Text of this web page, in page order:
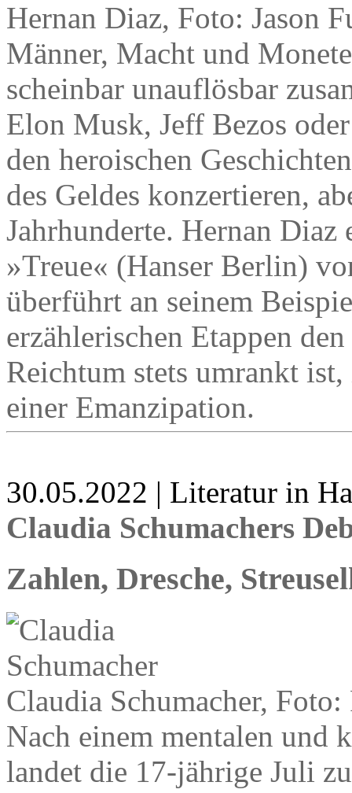
Hernan Diaz, Foto: Jason
Männer, Macht und
scheinbar unauflösbar
Elon Musk, Jeff Bezos
den heroischen
des Geldes konzertieren,
Jahrhunderte. Hernan Diaz
»Treue« (Hanser Berlin)
überführt an seinem
erzählerischen Etappen
Reichtum stets umrankt
einer Emanzipation.
30.05.2022 | Literatur in
Claudia Schumachers
Zahlen, Dresche,
Claudia Schumacher, Foto:
Nach einem mentalen und
landet die 17-jährige Juli